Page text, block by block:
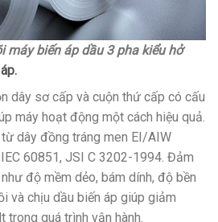
máy biến áp dầu 3 pha kiểu hở
dây sơ cấp và cuộn thứ cấp có cấu
máy hoạt động một cách hiệu quả.
dây đồng tráng men EI/AIW
60851, JSI C 3202-1994. Đảm
độ mềm dẻo, bám dính, độ bền
và chịu dầu biến áp giúp giảm
quá trình vận hành.